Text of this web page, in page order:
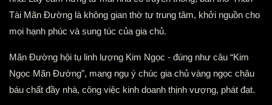
Tài Mãn Đường là không gian thờ tự trung tâm, khởi nguồn cho
mọi hạnh phúc và sung túc của gia chủ.
Mãn Đường hội tụ linh lượng Kim Ngọc - đúng như câu “Kim
Ngọc Mãn Đường”, mang ngụ ý chúc gia chủ vàng ngọc châu
báu chất đầy nhà, công việc kinh doanh thịnh vượng, phát đạt.